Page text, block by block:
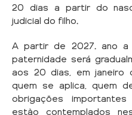
20 dias a partir do
judicial do filho.
A partir de 2027. ano a
paternidade será
aos 20 dias, em janeiro
quem se aplica, quem
obrigações
estão contemplados